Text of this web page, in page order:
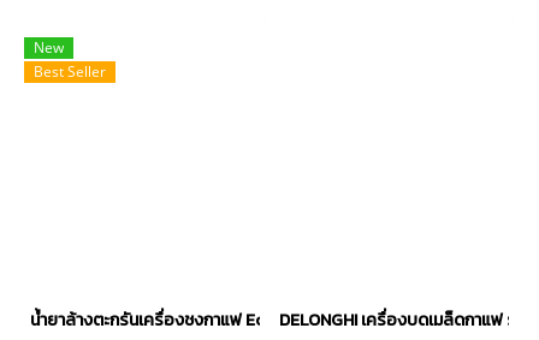
New
Best Seller
น้ำยาล้างตะกรันเครื่องชงกาแฟ EcoDecalkDELONGHI เครื่องบดเมล็ดกาแฟ รุ่น